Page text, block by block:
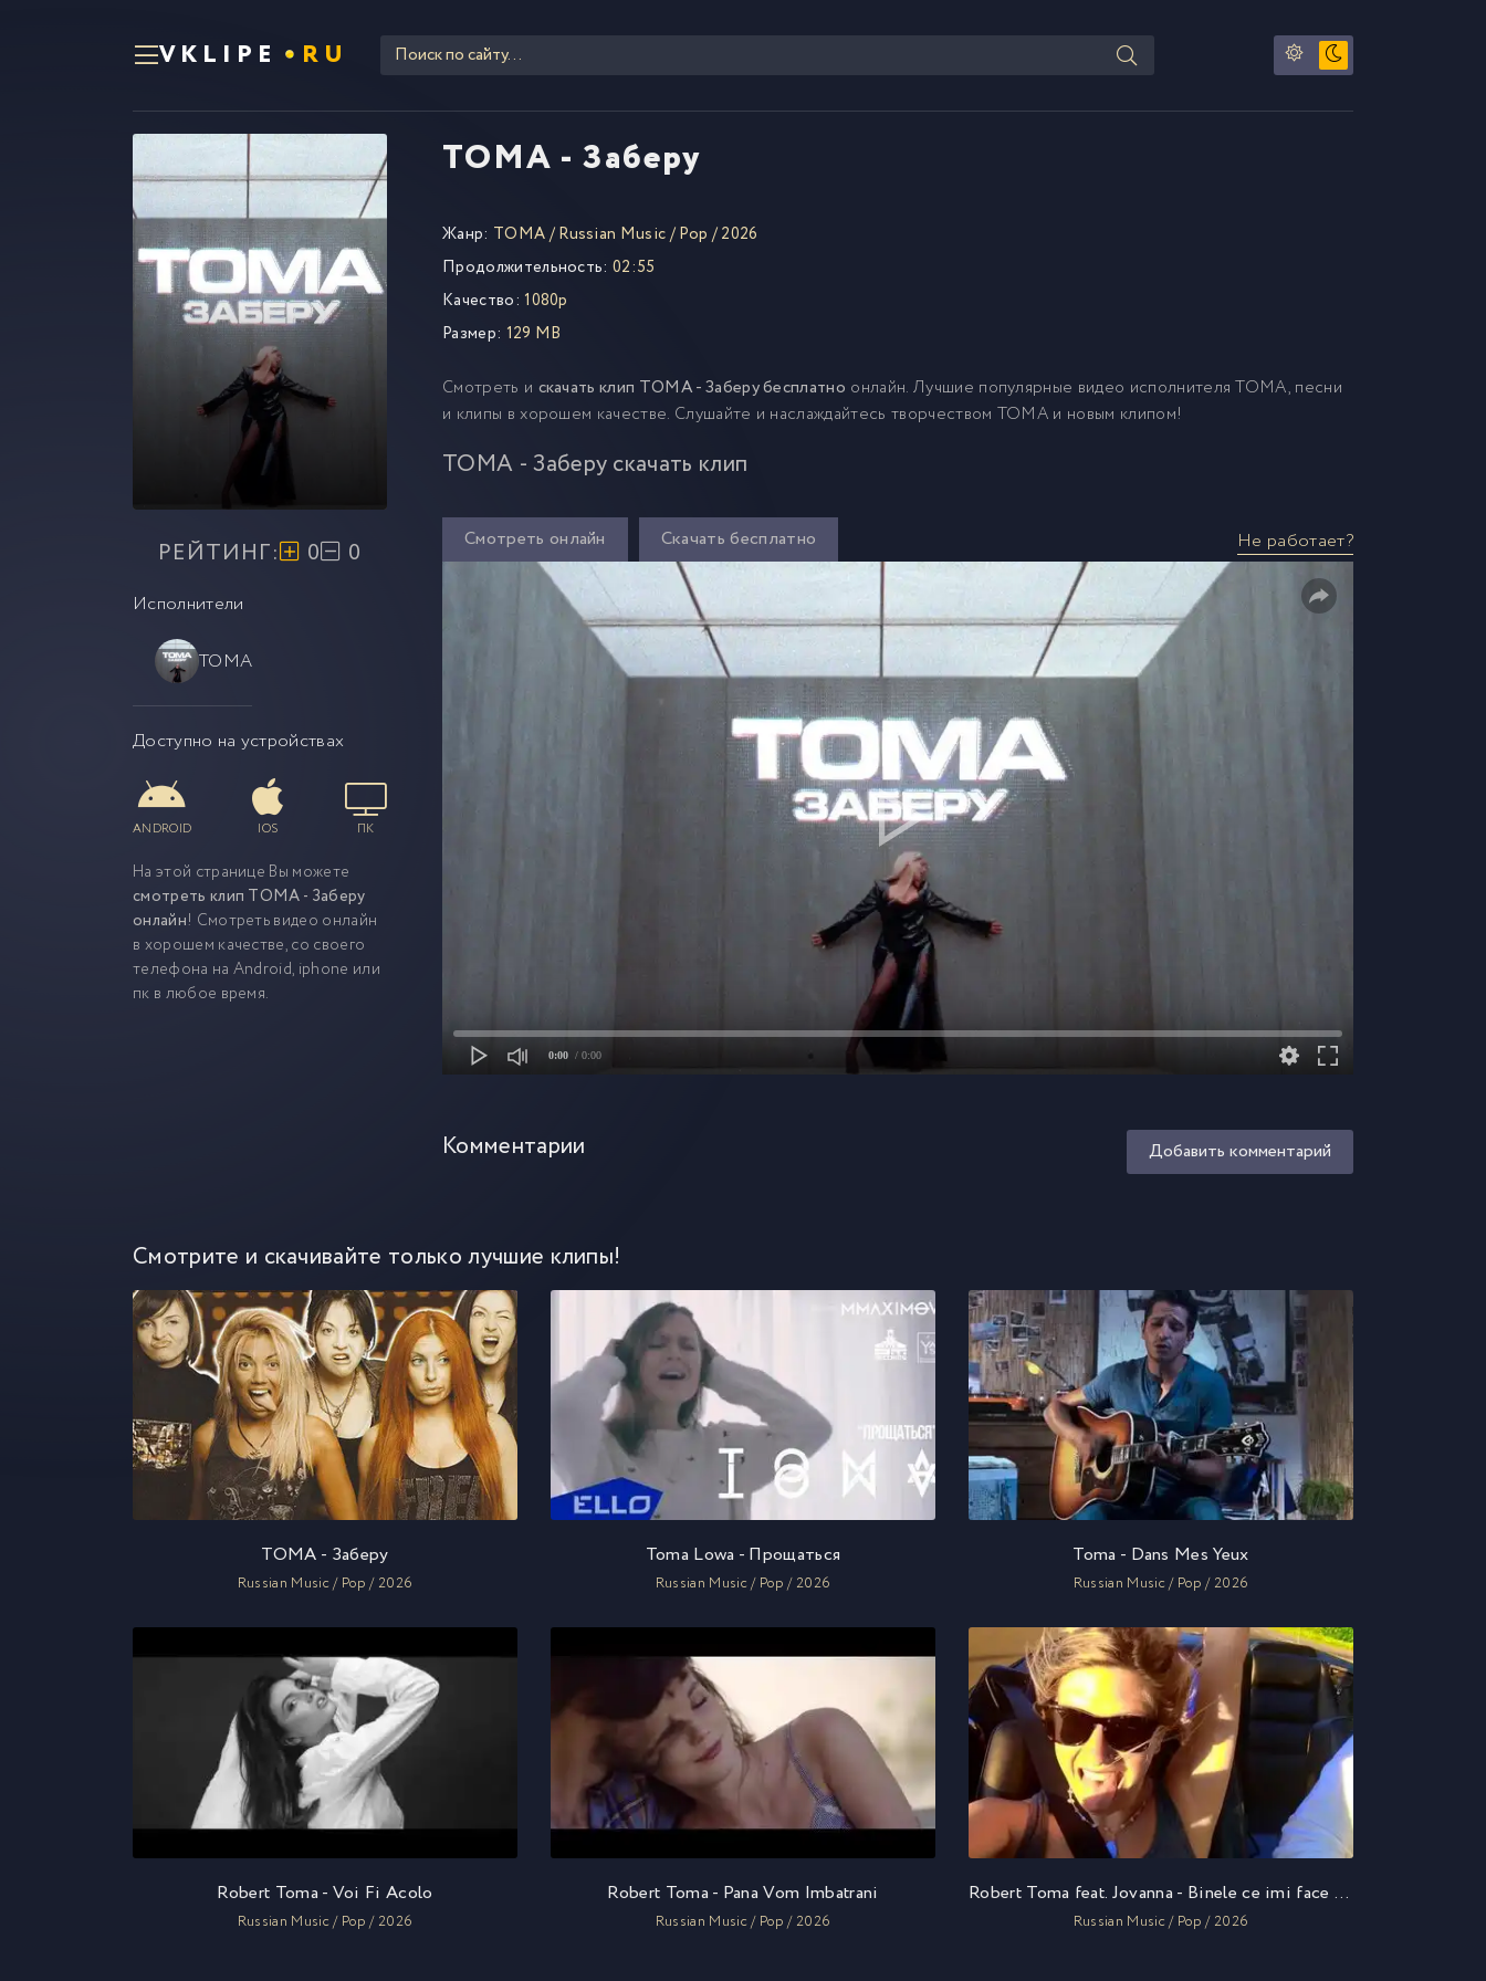
VKLIPE RU
TOMA - Заберу
РЕЙТИНГ: 0 0
Исполнители
TOMA
Доступно на устройствах
ANDROID IOS ПК
На этой странице Вы можете
смотреть клип TOMA - Заберу
онлайн! Смотреть видео онлайн
в хорошем качестве, со своего
телефона на Android, iphone или
пк в любое время.
Жанр: TOMA/Russian Music/Pop /2026
Продолжительность: 02:55
Качество: 1080p
Размер: 129 MB
Смотреть и скачать клип TOMA - Заберу бесплатно онлайн. Лучшие популярные видео исполнителя TOMA, песни
и клипы в хорошем качестве. Слушайте и наслаждайтесь творчеством TOMA и новым клипом!
TOMA - Заберу скачать клип
Смотреть онлайн Скачать бесплатно Не работает?
0:00 / 0:00
Комментарии Добавить комментарий
Смотрите и скачивайте только лучшие клипы!
TOMA - Заберу
Russian Music / Pop / 2026
Toma Lowa - Прощаться
Russian Music / Pop / 2026
Toma - Dans Mes Yeux
Russian Music / Pop / 2026
Robert Toma - Voi Fi Acolo
Russian Music / Pop / 2026
Robert Toma - Pana Vom Imbatrani
Russian Music / Pop / 2026
Robert Toma feat. Jovanna - Binele ce imi face rau
Russian Music / Pop / 2026